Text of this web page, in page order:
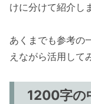
けに分けて紹介し
あくまでも参考の
えながら活用して
1200字の